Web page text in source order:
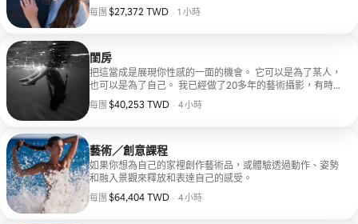
每團 $27,372 TWD
每團 $27,372 TWD
、 · 1 小時
閨房
把這當成是展現你性感的一面的機會。 它可以是為了某人，
也可以是為了自己。 我已經做了20多年的藝術攝影，有時
候穿著衣服，有時候不穿衣服。 我很擅長這方面，我很尊重
人，而且我有很好的聲譽。
每團 $40,253 TWD
每團 $40,253 TWD
、 · 4 小時
藝術／創意課程
如果你想為自己的家裡創作藝術品，或體驗透過動作、姿勢
和融入景觀來釋放和表達自己的感受。
每團 $64,404 TWD
每團 $64,404 TWD
、 · 4 小時